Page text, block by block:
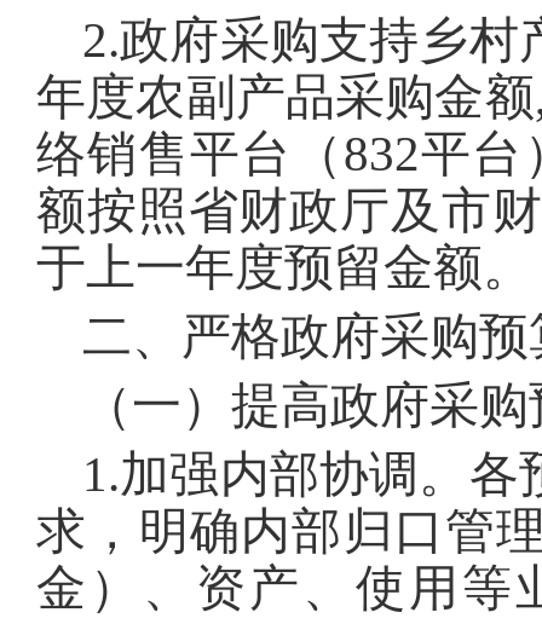
2.政府采购支持乡
年度农副产品采购金
络销售平台（832平
额按照省财政厅及市
于上一年度预留金额。
二、严格政府采购
（一）提高政府采
1.加强内部协调。
求，明确内部归口管
金）、资产、使用等